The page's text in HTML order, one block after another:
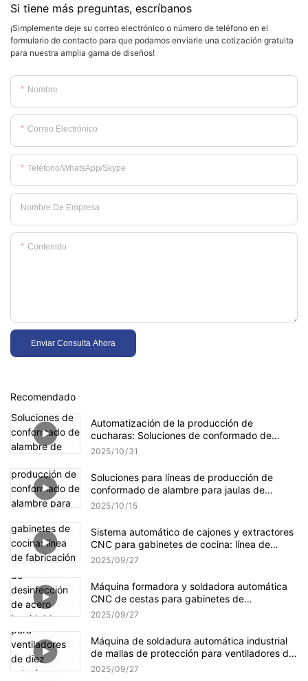
Si tiene más preguntas, escríbanos
¡Simplemente deje su correo electrónico o número de teléfono en el
formulario de contacto para que podamos enviarle una cotización gratuita
para nuestra amplia gama de diseños!
Nombre
Correo Electrónico
Teléfono/WhatsApp/Skype
Nombre De Empresa
Contenido
Enviar Consulta Ahora
Recomendado
Automatización de la producción de
cucharas: Soluciones de conformado de
alambre de precisión de Jinchun para una
2025 10 31
Soluciones para líneas de producción de
conformado de alambre para jaulas de
pájaros
2025 10 15
Sistema automático de cajones y extractores
CNC para gabinetes de cocina: línea de
fabricación multiproceso para soluciones de
2025 09 27
Máquina formadora y soldadora automática
CNC de cestas para gabinetes de
desinfección de acero inoxidable: línea de
cocina de grado médico
2025 09 27
Máquina de soldadura automática industrial
de mallas de protección para ventiladores de
diez estaciones: solución CNC multiproceso
2025 09 27